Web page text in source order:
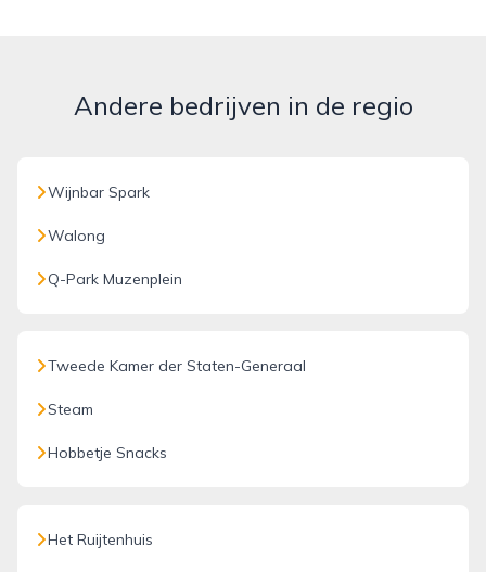
Andere bedrijven in de regio
Wijnbar Spark
Walong
Q-Park Muzenplein
Tweede Kamer der Staten-Generaal
Steam
Hobbetje Snacks
Het Ruijtenhuis